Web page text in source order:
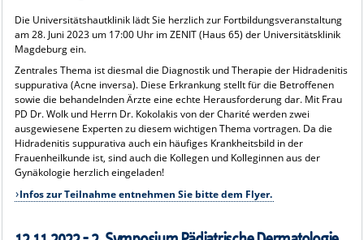
Die Universitätshautklinik lädt Sie herzlich zur Fortbildungsveranstaltung
am 28. Juni 2023 um 17:00 Uhr im ZENIT (Haus 65) der Universitätsklinik
Magdeburg ein.
Zentrales Thema ist diesmal die Diagnostik und Therapie der Hidradenitis
suppurativa (Acne inversa). Diese Erkrankung stellt für die Betroffenen
sowie die behandelnden Ärzte eine echte Herausforderung dar. Mit Frau
PD Dr. Wolk und Herrn Dr. Kokolakis von der Charité werden zwei
ausgewiesene Experten zu diesem wichtigen Thema vortragen. Da die
Hidradenitis suppurativa auch ein häufiges Krankheitsbild in der
Frauenheilkunde ist, sind auch die Kollegen und Kolleginnen aus der
Gynäkologie herzlich eingeladen!
Infos zur Teilnahme entnehmen Sie bitte dem Flyer.